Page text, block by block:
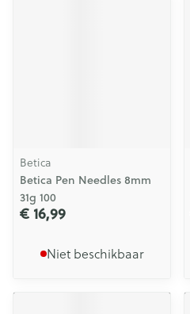
Betica
Betica Pen Needles 8mm
31g 100
€ 16,99
Niet beschikbaar